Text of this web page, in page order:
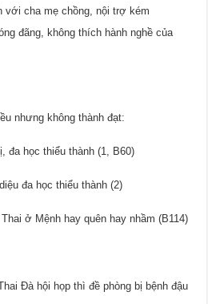
với cha mẹ chồng, nội trợ kém
đãng, không thích hành nghề của
nhưng không thành đạt:
đa học thiểu thành (1, B60)
đa học thiểu thành (2)
ở Mệnh hay quên hay nhầm (B114)
Đà hội họp thì đề phòng bị bệnh đậu